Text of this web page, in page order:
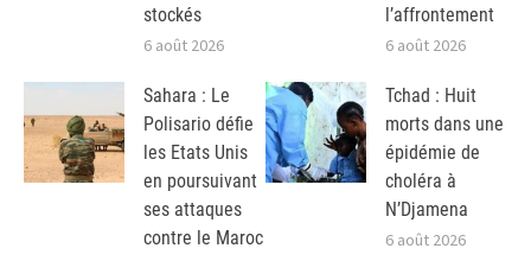
stockés
6 août 2026
l’affrontement
6 août 2026
Sahara : Le
Polisario défie
les Etats Unis
en poursuivant
ses attaques
contre le Maroc
Tchad : Huit
morts dans une
épidémie de
choléra à
N’Djamena
6 août 2026